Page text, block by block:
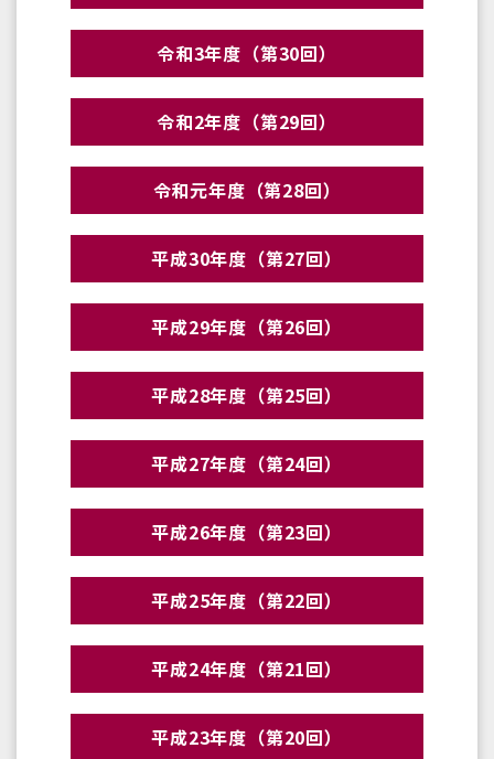
令和3年度（第30回）
令和2年度（第29回）
令和元年度（第28回）
平成30年度（第27回）
平成29年度（第26回）
平成28年度（第25回）
平成27年度（第24回）
平成26年度（第23回）
平成25年度（第22回）
平成24年度（第21回）
平成23年度（第20回）